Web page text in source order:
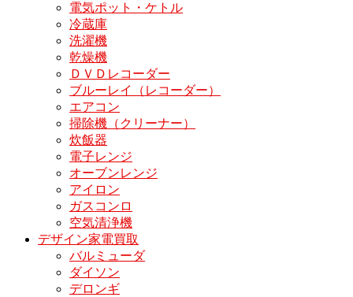
電気ポット・ケトル
冷蔵庫
洗濯機
乾燥機
ＤＶＤレコーダー
ブルーレイ（レコーダー）
エアコン
掃除機（クリーナー）
炊飯器
電子レンジ
オーブンレンジ
アイロン
ガスコンロ
空気清浄機
デザイン家電買取
バルミューダ
ダイソン
デロンギ